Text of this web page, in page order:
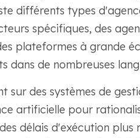
différents types
spécifiques, des
plateformes à grande
dans de nombreuses
sur des systèmes de
artificielle pour
délais d'exécution plus